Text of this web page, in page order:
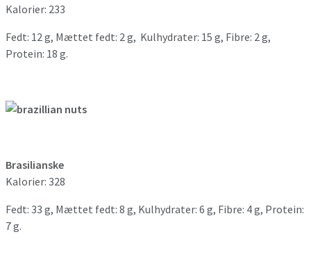
Kalorier: 233
Fedt: 12 g, Mættet fedt: 2 g, Kulhydrater: 15 g, Fibre: 2 g,
Protein: 18 g.
Brasilianske
Kalorier: 328
Fedt: 33 g, Mættet fedt: 8 g, Kulhydrater: 6 g, Fibre: 4 g, Protein:
7 g.